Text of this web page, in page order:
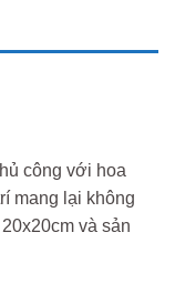
công với hoa
mang lại không
và sản